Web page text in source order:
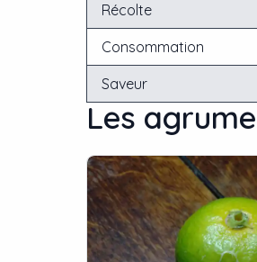
Récolte
Consommation
Saveur
Les agrume